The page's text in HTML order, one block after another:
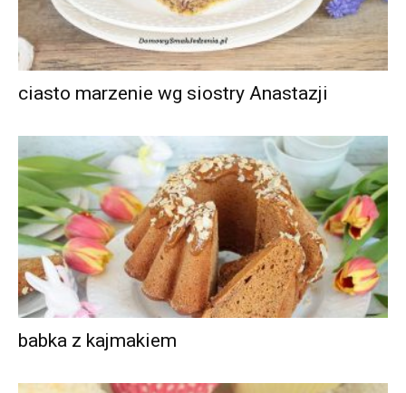
ciasto marzenie wg siostry Anastazji
babka z kajmakiem